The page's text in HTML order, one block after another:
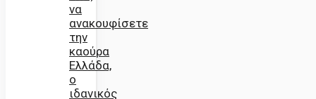
να
ανακουφίσετε
την
καούρα
Ελλάδα,
ο
ιδανικός